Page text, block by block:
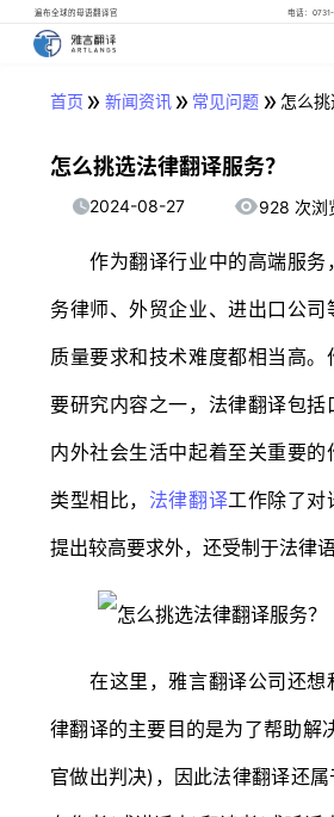
遍布全球的母语翻译官 电话：
首页 » 新闻资讯» 常见问题 » 怎么挑
怎么挑选法律翻译服务？
2024-08-27 928 次浏
作为翻译行业中的高端服务
务律师、外贸企业、进出口公司
质量要求和技术难度都相当高。
要研究内容之一，法律翻译包括
内外社会生活中起着至关重要
类型相比， 法律翻译工作除了对
提出较高要求外，还受制于法律
在这里，雅言翻译公司还想
律翻译的主要目的是为了帮助解
官做出判决)，因此法律翻译还属